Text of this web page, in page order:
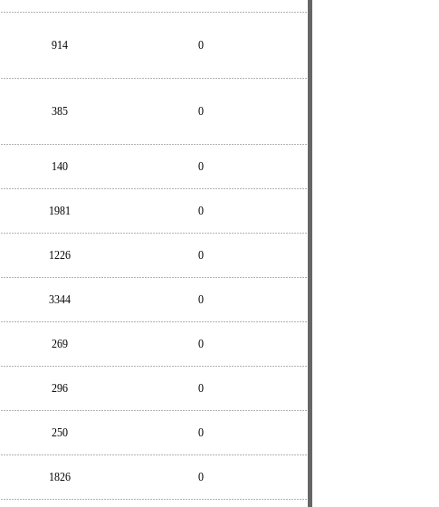
914 0
385 0
140 0
1981 0
1226 0
3344 0
269 0
296 0
250 0
1826 0